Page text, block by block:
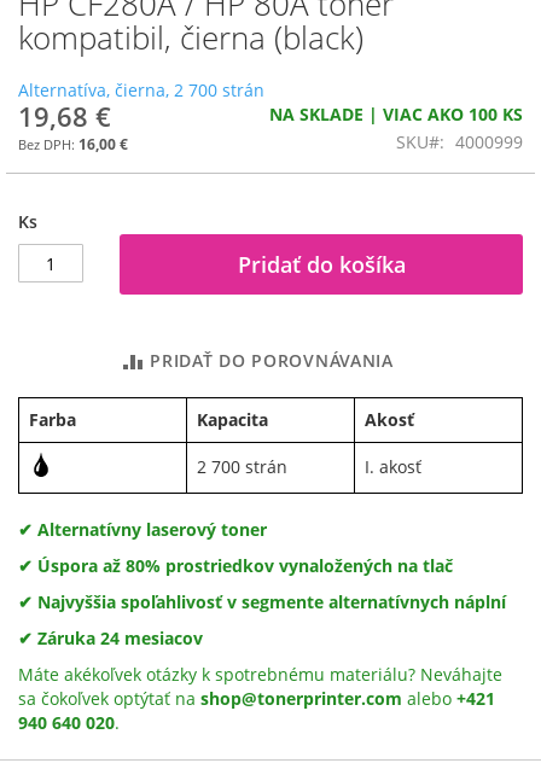
kompatibil, čierna (black)
Alternatíva, čierna, 2 700 strán
19,68 €
16,00 €
NA SKLADE | VIAC AKO 100 KS
SKU
4000999
Ks
Pridať do košíka
PRIDAŤ DO POROVNÁVANIA
Farba Kapacita Akosť
2 700 strán I. akosť
✔ Alternatívny laserový toner
✔ Úspora až 80% prostriedkov vynaložených na tlač
✔ Najvyššia spoľahlivosť v segmente alternatívnych náplní
✔ Záruka 24 mesiacov
Máte akékoľvek otázky k spotrebnému materiálu? Neváhajte
sa čokoľvek optýtať na shop@tonerprinter.com alebo +421
940 640 020.
na
začiatok
obrázkov